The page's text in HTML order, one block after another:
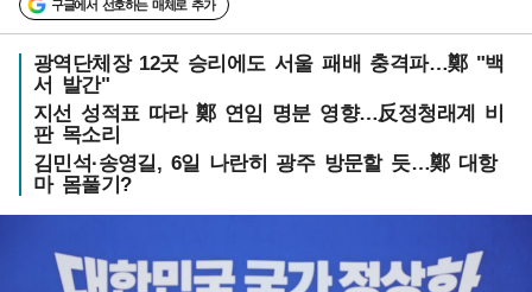
구글에서 선호하는 매체로 추가
광역단체장 12곳 승리에도 서울 패배 충격파…鄭 "백
서 발간"
지선 성적표 따라 鄭 연임 명분 영향…反정청래계 비
판 목소리
김민석·송영길, 6일 나란히 광주 방문할 듯…鄭 대항
마 몸풀기?